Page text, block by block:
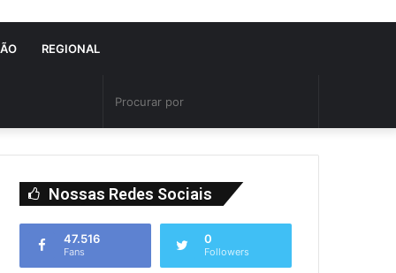
REGIONAL
Nossas Redes Sociais
47.516
Fans
0
Followers